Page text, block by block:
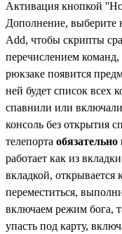
Активация кнопкой
Дополнение, выберите
Add, чтобы скрипты
перечислением
рюкзаке появится
ней будет список всех
спавнили или
консоль без открытия
телепорта
работает как из
вкладкой, открывается
переместиться,
включаем режим бога,
упасть под карту,